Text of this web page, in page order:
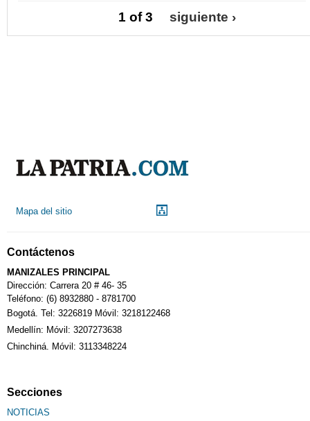
1 of 3 siguiente ›
Mapa del sitio
Contáctenos
MANIZALES PRINCIPAL
Dirección: Carrera 20 # 46- 35
Teléfono: (6) 8932880 - 8781700
Bogotá. Tel: 3226819 Móvil: 3218122468
Medellín: Móvil: 3207273638
Chinchiná. Móvil: 3113348224
Secciones
NOTICIAS